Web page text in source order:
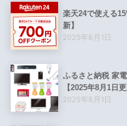
楽天24で使える
新】
2025年8月1日
ふるさと納税 家
【2025年8月1日更
2025年8月1日